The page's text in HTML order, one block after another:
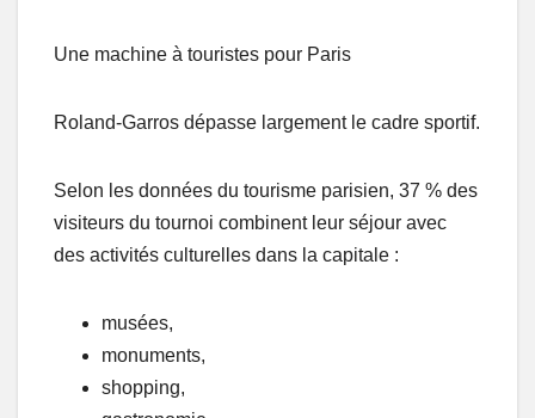
Une machine à touristes pour Paris
Roland-Garros dépasse largement le cadre sportif.
Selon les données du tourisme parisien, 37 % des
visiteurs du tournoi combinent leur séjour avec
des activités culturelles dans la capitale :
musées,
monuments,
shopping,